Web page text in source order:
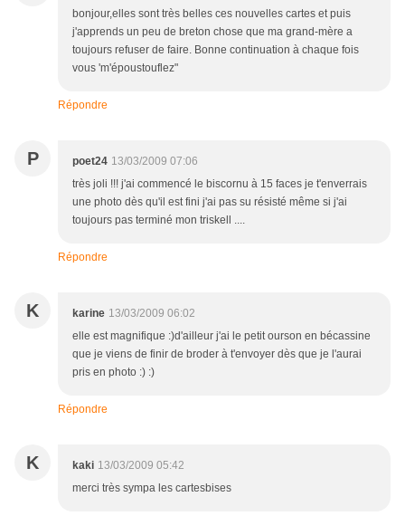
bonjour,elles sont très belles ces nouvelles cartes et puis
j'apprends un peu de breton chose que ma grand-mère a
toujours refuser de faire. Bonne continuation à chaque fois
vous 'm'époustouflez"
Répondre
P poet24 13/03/2009 07:06
très joli !!! j'ai commencé le biscornu à 15 faces je t'enverrais
une photo dès qu'il est fini j'ai pas su résisté même si j'ai
toujours pas terminé mon triskell ....
Répondre
K karine 13/03/2009 06:02
elle est magnifique :)d'ailleur j'ai le petit ourson en bécassine
que je viens de finir de broder à t'envoyer dès que je l'aurai
pris en photo :) :)
Répondre
K kaki 13/03/2009 05:42
merci très sympa les cartesbises